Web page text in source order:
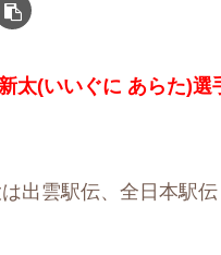
太(いいぐに あらた)選
出雲駅伝、全日本駅